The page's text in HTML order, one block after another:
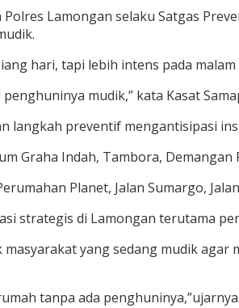
Polres Lamongan selaku Satgas
hari, tapi lebih intens pada
mudik,” kata Kasat
langkah preventif mengantisipasi
Graha Indah, Tambora, Demangan
Planet, Jalan Sumargo,
strategis di Lamongan terutama
yang sedang mudik agar
tanpa ada penghuninya,”ujarnya.